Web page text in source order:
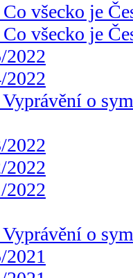
všecko je
všecko je
2022
2022
o
2022
2022
2022
o
2021